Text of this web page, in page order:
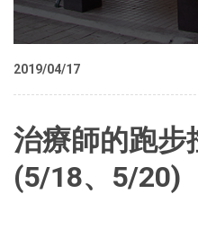
2019/04/17
治療師的跑步
(5/18、5/20)